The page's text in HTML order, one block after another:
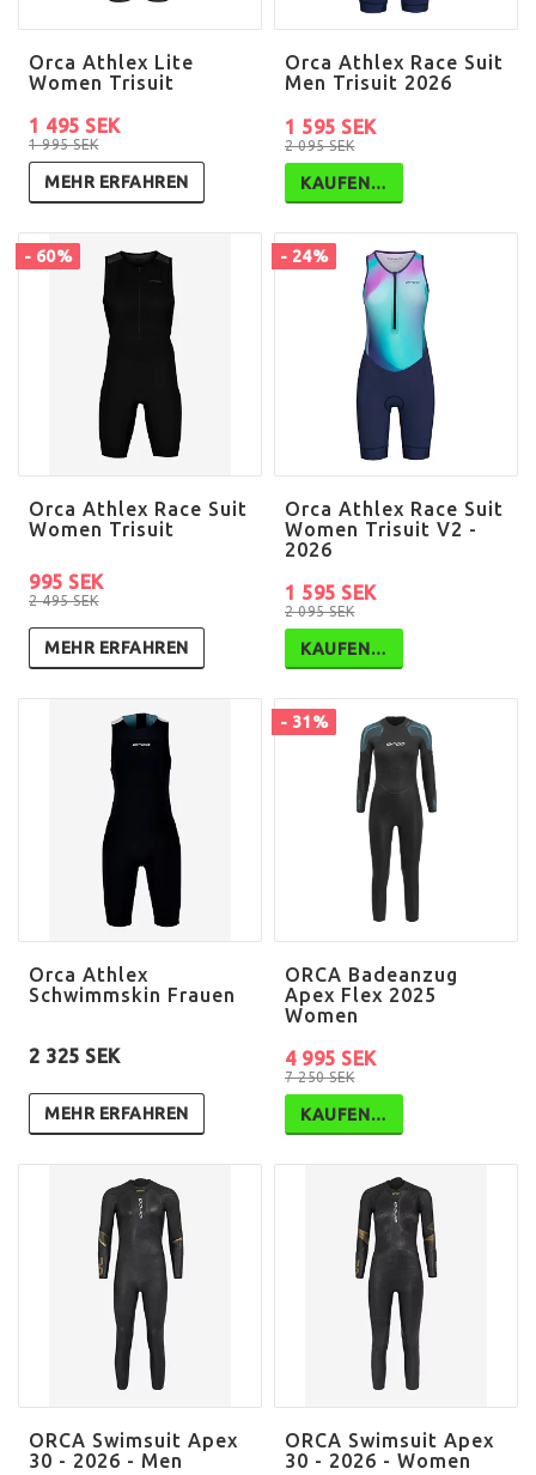
Orca Athlex Lite
Women Trisuit
1 995 SEK
1 495 SEK
MEHR ERFAHREN
Orca Athlex Race Suit
Men Trisuit 2026
2 095 SEK
1 595 SEK
KAUFEN…
- 60%
Orca Athlex Race Suit
Women Trisuit
2 495 SEK
995 SEK
MEHR ERFAHREN
- 24%
Orca Athlex Race Suit
Women Trisuit V2 -
2026
2 095 SEK
1 595 SEK
KAUFEN…
Orca Athlex
Schwimmskin Frauen
2 325 SEK
MEHR ERFAHREN
- 31%
ORCA Badeanzug
Apex Flex 2025
Women
7 250 SEK
4 995 SEK
KAUFEN…
ORCA Swimsuit Apex
30 - 2026 - Men
ORCA Swimsuit Apex
30 - 2026 - Women